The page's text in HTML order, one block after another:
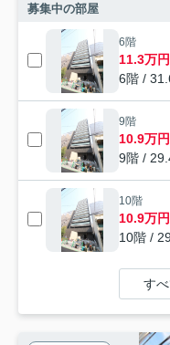
募集中の部屋
6階
11.3万円
6階 /
9階
10.9万円
9階 /
10階
10.9万円
10階 /
す